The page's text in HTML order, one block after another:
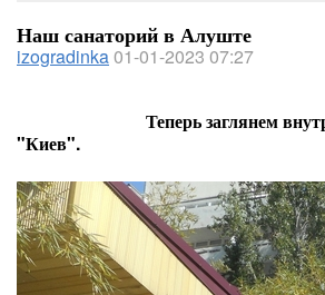
Наш санаторий в Алуште
izogradinka01-01-2023 07:27
Теперь заглянем внутрь
"Киев".